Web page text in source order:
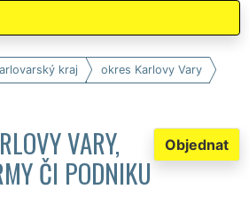
kraj okres Karlovy Vary
Objednat
VARY,
ČI PODNIKU